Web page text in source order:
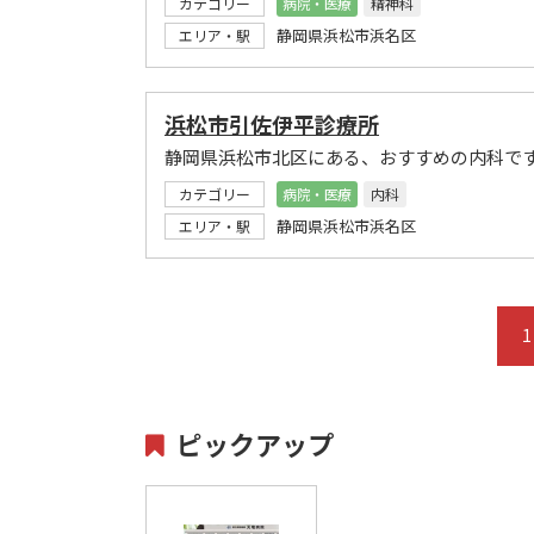
エリア・駅
静岡県浜松市浜名区
浜松市引佐伊平診療所
静岡県浜松市北区にある、おすすめの内科で
カテゴリー 病院・医療
内科
エリア・駅
静岡県浜松市浜名区
1
ピックアップ